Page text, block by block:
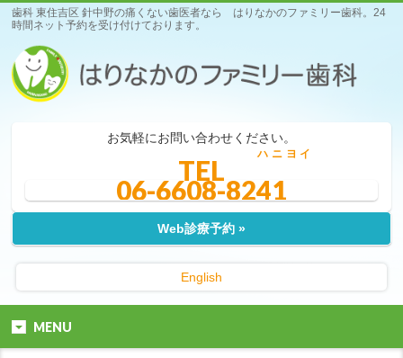
歯科 東住吉区 針中野の痛くない歯医者なら はりなかのファミリー歯科。24
時間ネット予約を受け付けております。
お気軽にお問い合わせください。
ハニヨイ
TEL
06-6608-8241
Web診療予約 »
English
MENU